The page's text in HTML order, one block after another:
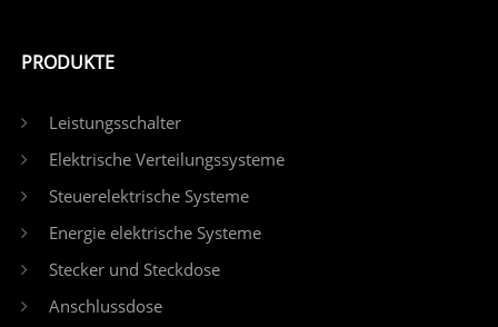
PRODUKTE
Leistungsschalter
Elektrische Verteilungssysteme
Steuerelektrische Systeme
Energie elektrische Systeme
Stecker und Steckdose
Anschlussdose